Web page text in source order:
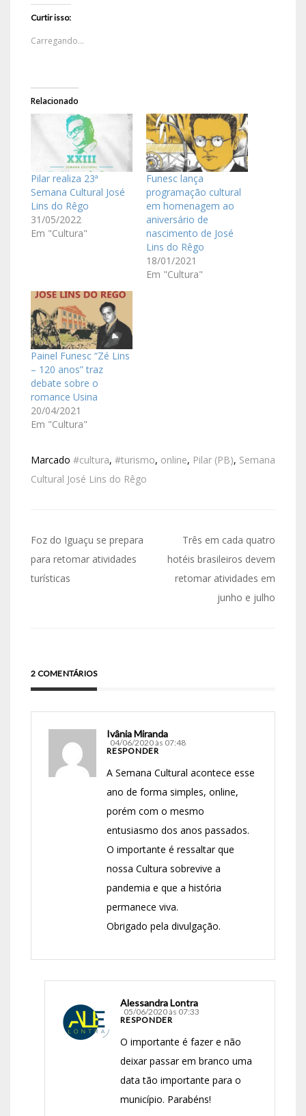
Curtir isso:
Carregando...
Relacionado
Pilar realiza 23ª
Semana Cultural José
Lins do Rêgo
31/05/2022
Em "Cultura"
Funesc lança
programação cultural
em homenagem ao
aniversário de
nascimento de José
Lins do Rêgo
18/01/2021
Em "Cultura"
Painel Funesc “Zé Lins
– 120 anos” traz
debate sobre o
romance Usina
20/04/2021
Em "Cultura"
Marcado #cultura, #turismo, online, Pilar (PB), Semana
Cultural José Lins do Rêgo
Foz do Iguaçu se prepara
para retomar atividades
turísticas
Três em cada quatro
hotéis brasileiros devem
retomar atividades em
junho e julho
2 COMENTÁRIOS
Ivânia Miranda
04/06/2020 às 07:48
RESPONDER
A Semana Cultural acontece esse
ano de forma simples, online,
porém com o mesmo
entusiasmo dos anos passados.
O importante é ressaltar que
nossa Cultura sobrevive a
pandemia e que a história
permanece viva.
Obrigado pela divulgação.
Alessandra Lontra
05/06/2020 às 07:33
RESPONDER
O importante é fazer e não
deixar passar em branco uma
data tão importante para o
município. Parabéns!